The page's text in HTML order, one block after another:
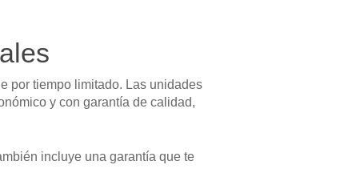
por tiempo limitado. Las unidades
y con garantía de calidad,
incluye una garantía que te